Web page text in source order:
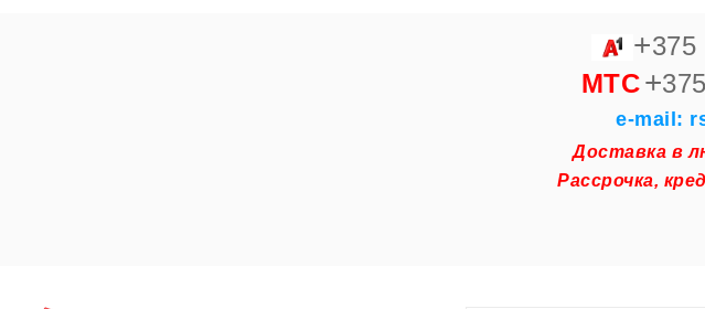
+375
MTC+
e-mail:
Доставка в
Рассрочка,